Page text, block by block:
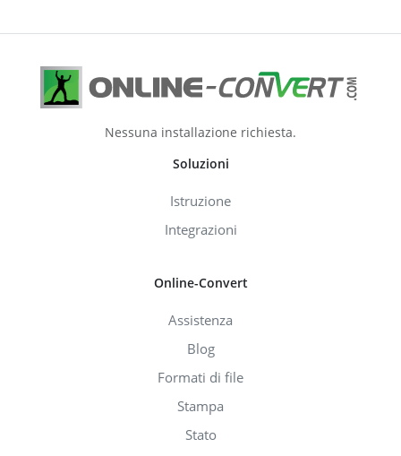
Nessuna installazione richiesta.
Soluzioni
Istruzione
Integrazioni
Online-Convert
Assistenza
Blog
Formati di file
Stampa
Stato